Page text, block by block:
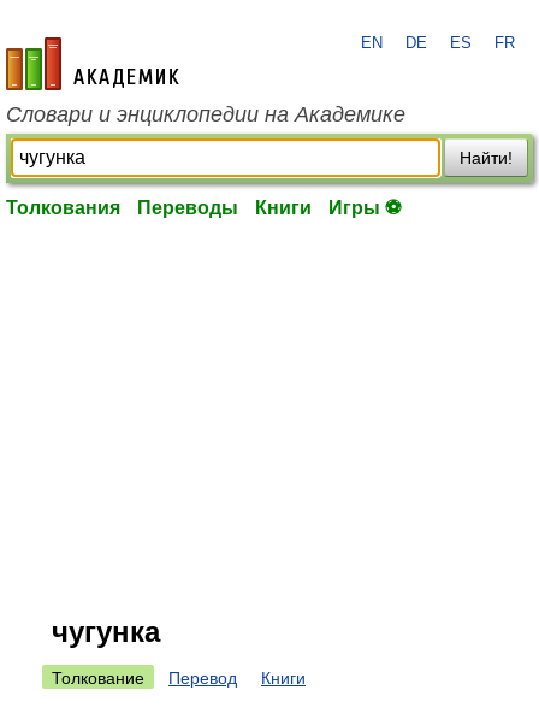
academic.ru
EN DE ES FR
Словари и энциклопедии на Академике
Найти!
Толкования Переводы Книги Игры ⚽
чугунка
Толкование Перевод Книги